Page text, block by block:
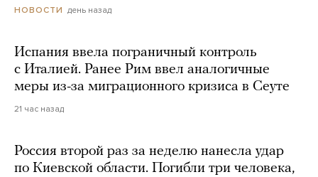
НОВОСТИ день назад
Испания ввела пограничный контроль
с Италией. Ранее Рим ввел аналогичные
меры из-за миграционного кризиса в Сеуте
21 час назад
Россия второй раз за неделю нанесла удар
по Киевской области. Погибли три человека,